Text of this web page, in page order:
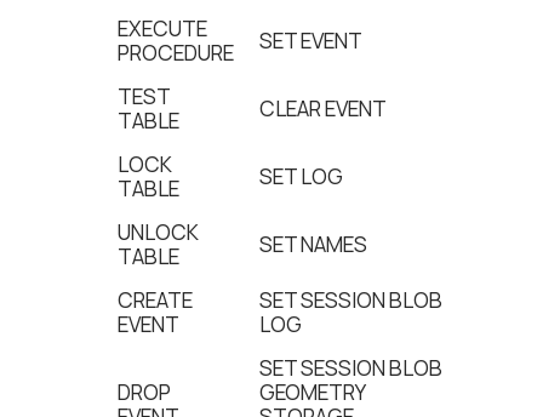
EXECUTE
PROCEDURE
SET EVENT
TEST
TABLE
CLEAR EVENT
LOCK
TABLE
SET LOG
UNLOCK
TABLE
SET NAMES
CREATE
EVENT
SET SESSION BLOB
LOG
DROP
SET SESSION BLOB
GEOMETRY